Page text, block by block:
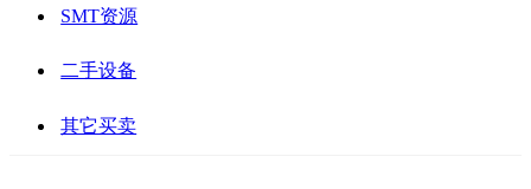
SMT资源
二手设备
其它买卖